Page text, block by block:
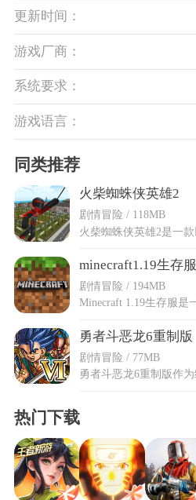
更新时间：
游戏厂商：
系统要求：
游戏语言：
同类推荐
火柴蜘蛛侠英雄2
剧情冒险 / 118MB
minecraft1.19生存服
剧情冒险 / 194MB
勇者斗恶龙6重制版
剧情冒险 / 77MB
热门下载